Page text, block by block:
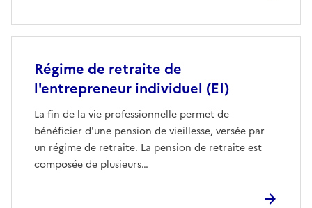
Régime de retraite de
l'entrepreneur individuel (EI)
La fin de la vie professionnelle permet de
bénéficier d'une pension de vieillesse, versée par
un régime de retraite. La pension de retraite est
composée de plusieurs…